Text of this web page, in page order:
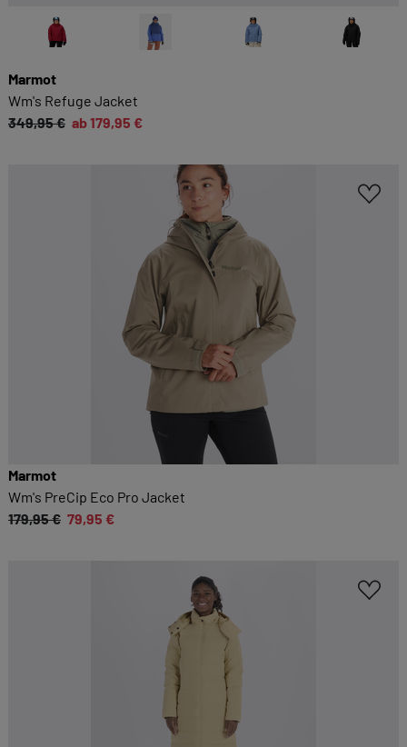
Marmot
Wm's Refuge Jacket
349,95 € ab 179,95 €
Marmot
Wm's PreCip Eco Pro Jacket
179,95 € 79,95 €